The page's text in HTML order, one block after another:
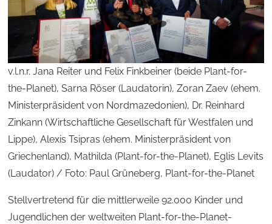
v.l.n.r. Jana Reiter und Felix Finkbeiner (beide Plant-for-
the-Planet), Sarna Röser (Laudatorin), Zoran Zaev (ehem.
Ministerpräsident von Nordmazedonien), Dr. Reinhard
Zinkann (Wirtschaftliche Gesellschaft für Westfalen und
Lippe), Alexis Tsipras (ehem. Ministerpräsident von
Griechenland), Mathilda (Plant-for-the-Planet), Eglis Levits
(Laudator) / Foto: Paul Grüneberg, Plant-for-the-Planet
Stellvertretend für die mittlerweile 92.000 Kinder und
Jugendlichen der weltweiten Plant-for-the-Planet-